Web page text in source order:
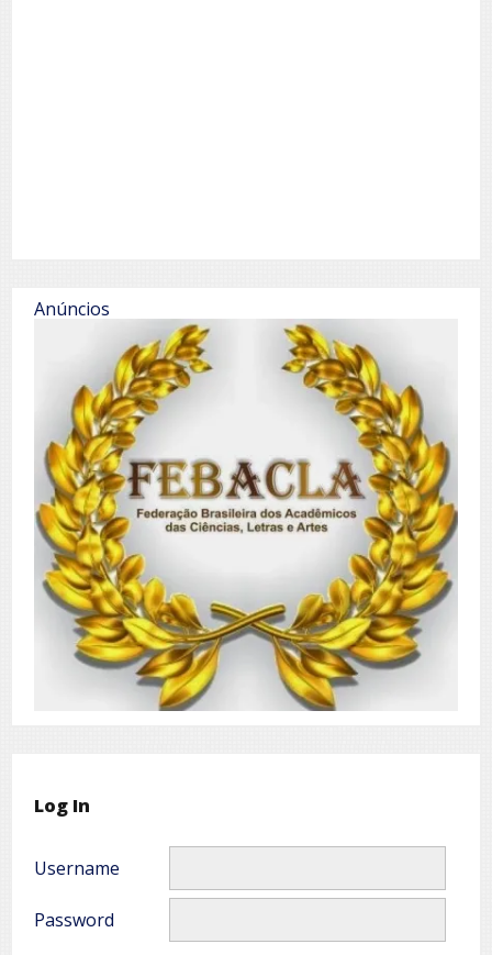
Anúncios
Log In
Username
Password